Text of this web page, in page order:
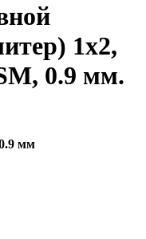
1х2,
0.9 мм.
мм